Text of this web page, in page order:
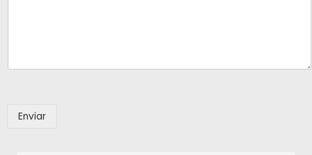
Enviar